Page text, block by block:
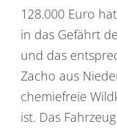
128.000 Euro
in das Gefährt
und das
Zacho aus
chemiefreie
ist. Das